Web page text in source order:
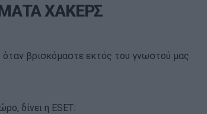
ΧΑΚΕΡΣ
όταν βρισκόμαστε εκτός του γνωστού μας
δίνει η ΕSET: